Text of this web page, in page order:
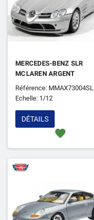
MERCEDES-BENZ SLR
MCLAREN ARGENT
Référence: MMAX73004SL
Echelle: 1/12
favorite
DÉTAILS